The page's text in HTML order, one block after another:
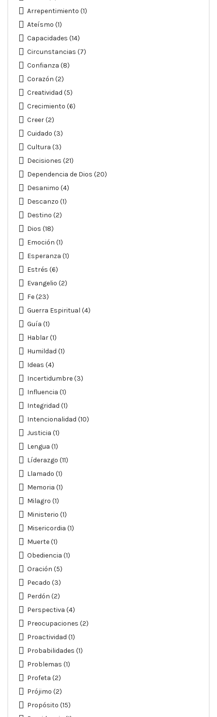
Arrepentimiento (1)
Ateísmo (1)
Capacidades (14)
Circunstancias (7)
Confianza (8)
Corazón (2)
Creatividad (5)
Crecimiento (6)
Creer(2)
Cuidado (3)
Cultura (3)
Decisiones (21)
Dependencia de Dios (20)
Desanimo (4)
Descanzo (1)
Destino (2)
Dios (18)
Emoción (1)
Esperanza (1)
Estrés (6)
Evangelio (2)
Fe(23)
Guerra Espiritual (4)
Guía (1)
Hablar(1)
Humildad (1)
Ideas (4)
Incertidumbre(3)
Influencia (1)
Integridad (1)
Intencionalidad (10)
Justicia (1)
Lengua (1)
Líderazgo (11)
Llamado (1)
Memoria (1)
Milagro (1)
Ministerio (1)
Misericordia (1)
Muerte(1)
Obediencia (1)
Oración (5)
Pecado (3)
Perdón (2)
Perspectiva (4)
Preocupaciones (2)
Proactividad (1)
Probabilidades (1)
Problemas (1)
Profeta (2)
Prójimo (2)
Propósito (15)